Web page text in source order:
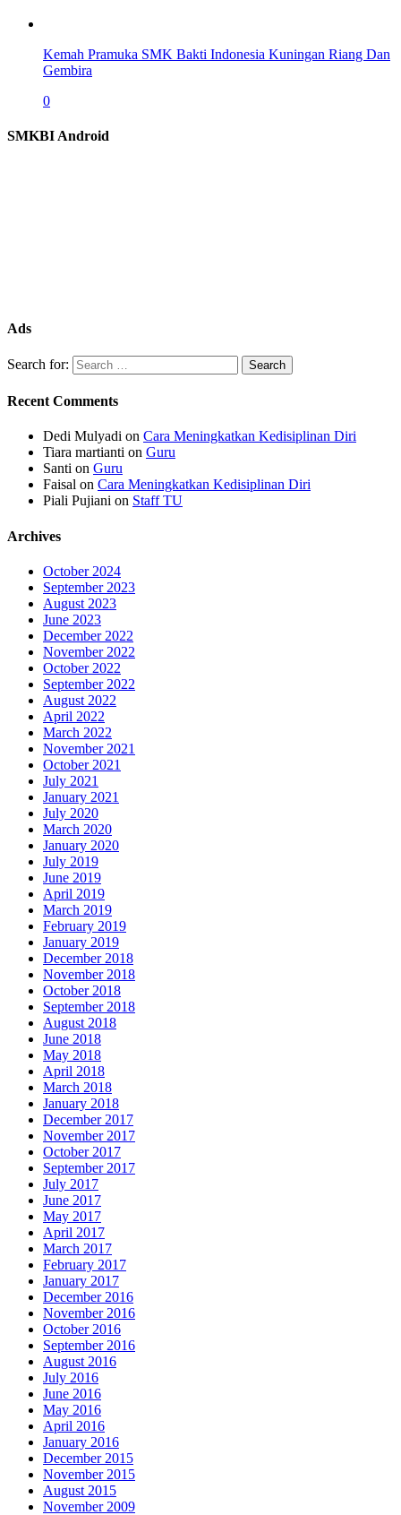
Kemah Pramuka SMK Bakti Indonesia Kuningan Riang Dan
Gembira
0
SMKBI Android
Ads
Search for:
Recent Comments
Dedi Mulyadi on Cara Meningkatkan Kedisiplinan Diri
Tiara martianti on Guru
Santi on Guru
Faisal on Cara Meningkatkan Kedisiplinan Diri
Piali Pujiani on Staff TU
Archives
October 2024
September 2023
August 2023
June 2023
December 2022
November 2022
October 2022
September 2022
August 2022
April 2022
March 2022
November 2021
October 2021
July 2021
January 2021
July 2020
March 2020
January 2020
July 2019
June 2019
April 2019
March 2019
February 2019
January 2019
December 2018
November 2018
October 2018
September 2018
August 2018
June 2018
May 2018
April 2018
March 2018
January 2018
December 2017
November 2017
October 2017
September 2017
July 2017
June 2017
May 2017
April 2017
March 2017
February 2017
January 2017
December 2016
November 2016
October 2016
September 2016
August 2016
July 2016
June 2016
May 2016
April 2016
January 2016
December 2015
November 2015
August 2015
November 2009